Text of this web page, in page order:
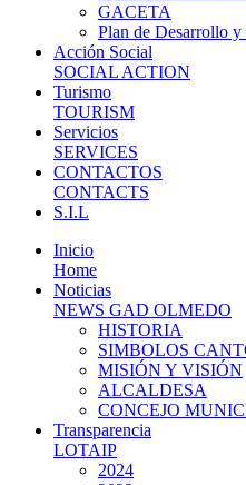
GACETA
Plan de Desarrollo
Acción Social
SOCIAL ACTION
Turismo
TOURISM
Servicios
SERVICES
CONTACTOS
CONTACTS
S.I.L
Inicio
Home
Noticias
NEWS GAD OLMEDO
HISTORIA
SIMBOLOS
MISIÓN Y VISIÓN
ALCALDESA
CONCEJO
Transparencia
LOTAIP
2024